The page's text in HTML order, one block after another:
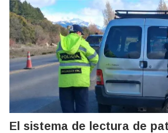
El sistema de lectura de